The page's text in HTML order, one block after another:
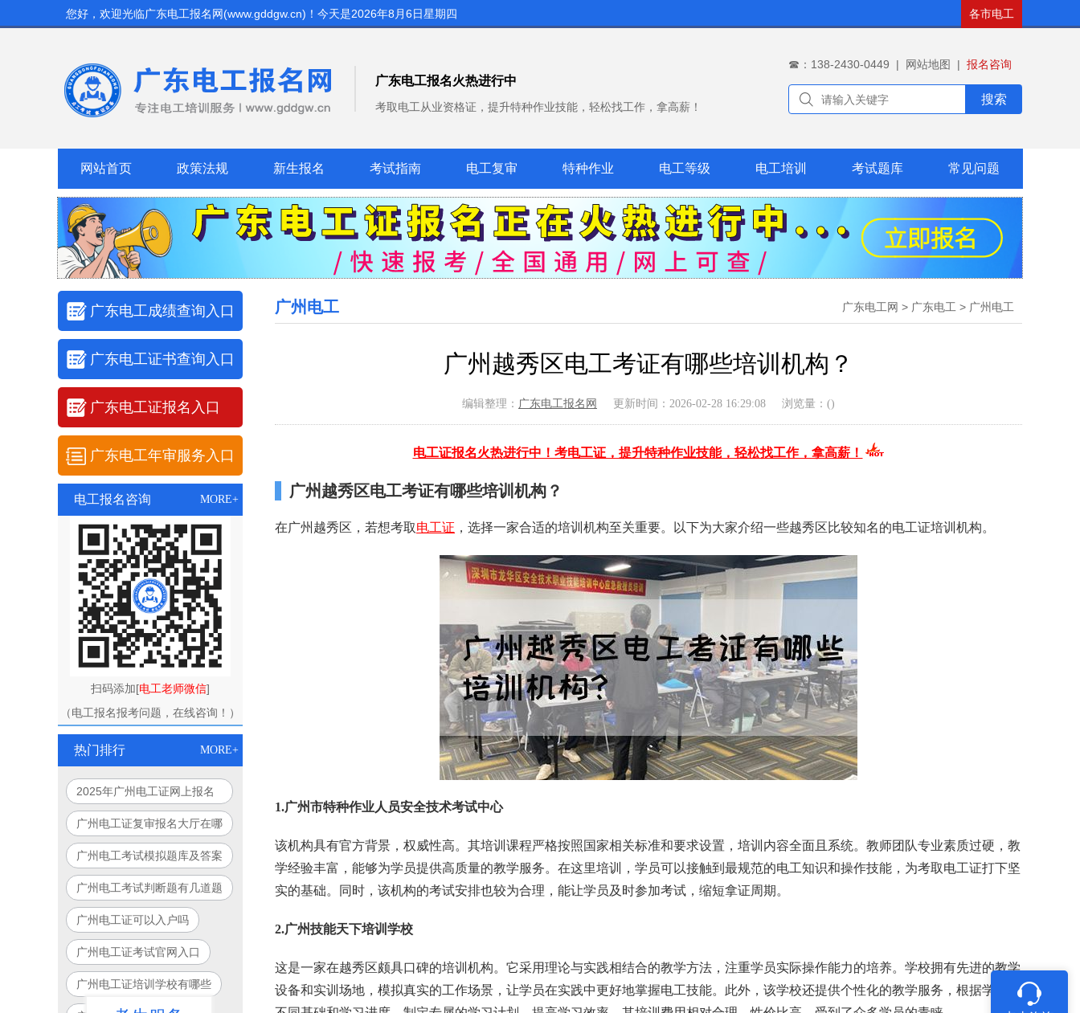
您好，欢迎光临广东电工报名网(www.gddgw.cn) ！今天是2026年8月6日星期四 各市电工
广东电工报名火热进行中
考取电工从业资格证，提升特种作业技能，轻松找工作，拿高薪！
☎：138-2430-0449 | 网站地图 | 报名咨询
搜索
网站首页 政策法规 新生报名 考试指南 电工复审 特种作业 电工等级 电工培训 考试题库 常见问题
广东电工成绩查询入口
广东电工证书查询入口
广东电工证报名入口
广东电工年审服务入口
电工报名咨询 MORE+
扫码添加[电工老师微信]
（电工报名报考问题，在线咨询！）
热门排行 MORE+
2025年广州电工证网上报名
入口官网指南
广州电工证复审报名大厅在哪
里
广州电工考试模拟题库及答案
广州电工考试判断题有几道题
广州电工证可以入户吗
广州电工证考试官网入口
广州电工证培训学校有哪些
广东电工网 > 广东电工 > 广州电工
广州电工
广州越秀区电工考证有哪些培训机构？
编辑整理： 广东电工报名网 更新时间：2026-02-28 16:29:08 浏览量：()
电工证报名火热进行中！考电工证，提升特种作业技能，轻松找工作，拿高薪！
广州越秀区电工考证有哪些培训机构？
在广州越秀区，若想考取电工证 ，选择一家合适的培训机构至关重要。以下为大家介绍一些越秀区比较知名的电工证培训机构。
1.广州市特种作业人员安全技术考试中心
该机构具有官方背景，权威性高。其培训课程严格按照国家相关标准和要求设置，培训内容全面且系统。教师团队专业素质过硬，教
学经验丰富，能够为学员提供高质量的教学服务。在这里培训，学员可以接触到最规范的电工知识和操作技能，为考取电工证打下坚
实的基础。同时，该机构的考试安排也较为合理，能让学员及时参加考试，缩短拿证周期。
2.广州技能天下培训学校
这是一家在越秀区颇具口碑的培训机构。它采用理论与实践相结合的教学方法，注重学员实际操作能力的培养。学校拥有先进的教学
设备和实训场地，模拟真实的工作场景，让学员在实践中更好地掌握电工技能。此外，该学校还提供个性化的教学服务，根据学员的